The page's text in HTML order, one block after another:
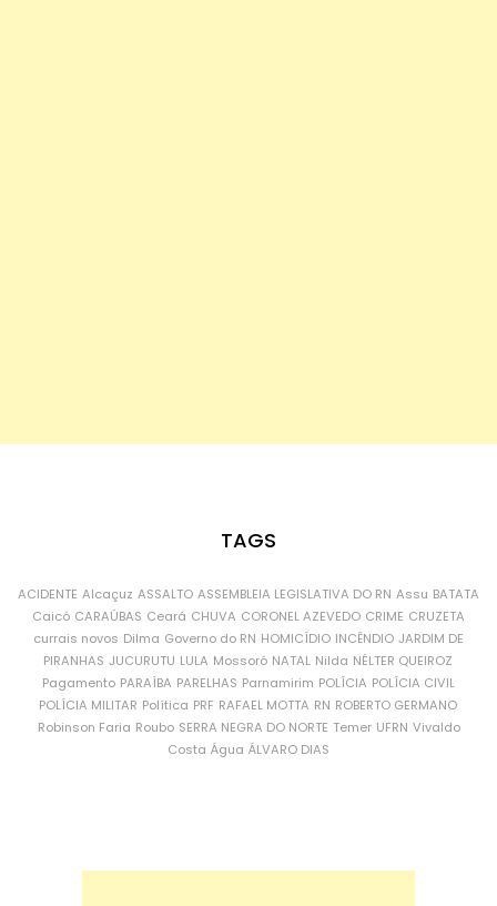
TAGS
ACIDENTE Alcaçuz ASSALTO ASSEMBLEIA LEGISLATIVA DO RN Assu BATATA
Caicó CARAÚBAS Ceará CHUVA CORONEL AZEVEDO CRIME CRUZETA
currais novos Dilma Governo do RN HOMICÍDIO INCÊNDIO JARDIM DE
PIRANHAS JUCURUTU LULA Mossoró NATAL Nilda NÉLTER QUEIROZ
Pagamento PARAÍBA PARELHAS Parnamirim POLÍCIA POLÍCIA CIVIL
POLÍCIA MILITAR Política PRF RAFAEL MOTTA RN ROBERTO GERMANO
Robinson Faria Roubo SERRA NEGRA DO NORTE Temer UFRN Vivaldo
Costa Água ÁLVARO DIAS